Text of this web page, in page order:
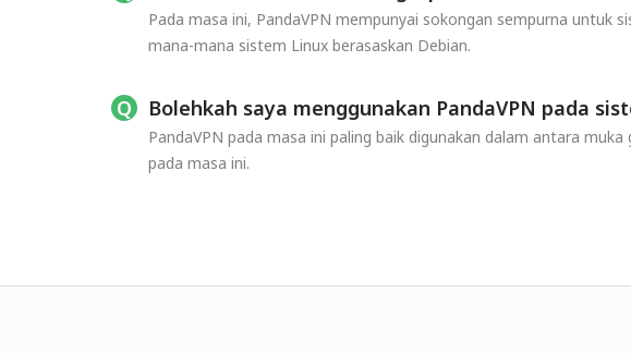
Pada masa ini, PandaVPN mempunyai sokongan sempurna untuk
mana-mana sistem Linux berasaskan Debian.
Bolehkah saya menggunakan PandaVPN pada
PandaVPN pada masa ini paling baik digunakan dalam antara
pada masa ini.